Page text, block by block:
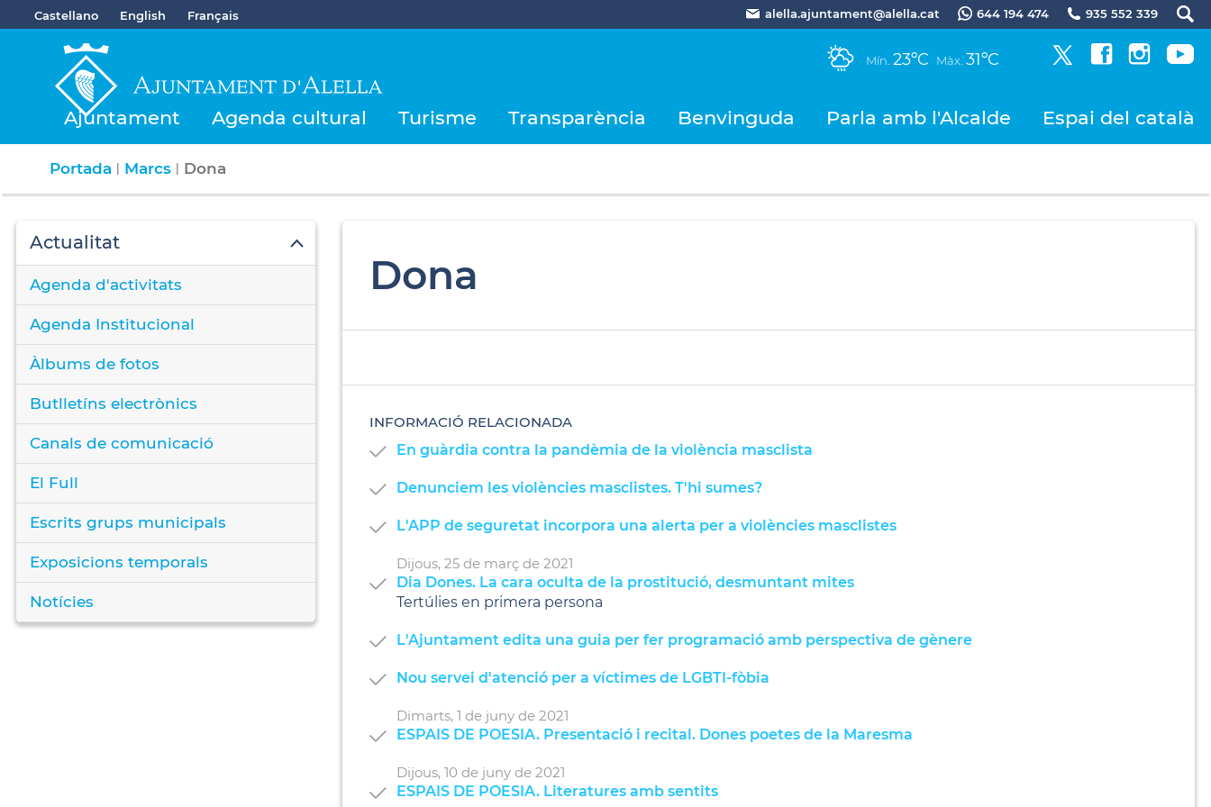
Castellano English Français alella.ajuntament@alella.cat 644 194 474 935 552 339
Mín. 23ºC Màx. 31ºC
Ajuntament Agenda cultural Turisme Transparència Benvinguda Parla amb l'Alcalde Espai del català
Portada | Marcs | Dona
Actualitat
Agenda d'activitats
Agenda Institucional
Àlbums de fotos
Butlletíns electrònics
Canals de comunicació
El Full
Escrits grups municipals
Exposicions temporals
Notícies
Dona
INFORMACIÓ RELACIONADA
En guàrdia contra la pandèmia de la violència masclista
Denunciem les violències masclistes. T'hi sumes?
L'APP de seguretat incorpora una alerta per a violències masclistes
Dijous, 25 demarç de2021
Dia Dones. La cara oculta de la prostitució, desmuntant mites
Tertúlies en primera persona
L'Ajuntament edita una guia per fer programació amb perspectiva de gènere
Nou servei d'atenció per a víctimes de LGBTI-fòbia
Dimarts, 1 dejuny de2021
ESPAIS DE POESIA. Presentació i recital. Dones poetes de la Maresma
Dijous, 10 dejuny de2021
ESPAIS DE POESIA. Literatures amb sentits